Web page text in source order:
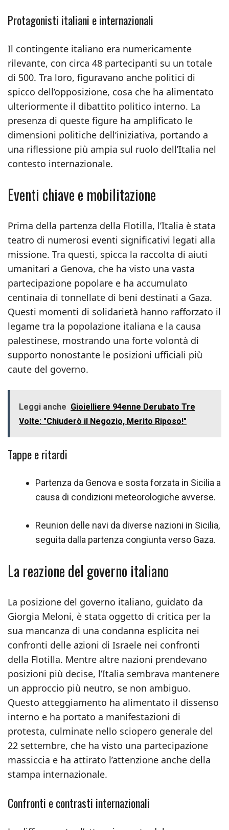
Protagonisti italiani e internazionali
Il contingente italiano era numericamente
rilevante, con circa 48 partecipanti su un totale
di 500. Tra loro, figuravano anche politici di
spicco dell’opposizione, cosa che ha alimentato
ulteriormente il dibattito politico interno. La
presenza di queste figure ha amplificato le
dimensioni politiche dell’iniziativa, portando a
una riflessione più ampia sul ruolo dell’Italia nel
contesto internazionale.
Eventi chiave e mobilitazione
Prima della partenza della Flotilla, l’Italia è stata
teatro di numerosi eventi significativi legati alla
missione. Tra questi, spicca la raccolta di aiuti
umanitari a Genova, che ha visto una vasta
partecipazione popolare e ha accumulato
centinaia di tonnellate di beni destinati a Gaza.
Questi momenti di solidarietà hanno rafforzato il
legame tra la popolazione italiana e la causa
palestinese, mostrando una forte volontà di
supporto nonostante le posizioni ufficiali più
caute del governo.
Leggi anche Gioielliere 94enne Derubato Tre
Volte: "Chiuderò il Negozio, Merito Riposo!"
Tappe e ritardi
Partenza da Genova e sosta forzata in Sicilia a
causa di condizioni meteorologiche avverse.
Reunion delle navi da diverse nazioni in Sicilia,
seguita dalla partenza congiunta verso Gaza.
La reazione del governo italiano
La posizione del governo italiano, guidato da
Giorgia Meloni, è stata oggetto di critica per la
sua mancanza di una condanna esplicita nei
confronti delle azioni di Israele nei confronti
della Flotilla. Mentre altre nazioni prendevano
posizioni più decise, l’Italia sembrava mantenere
un approccio più neutro, se non ambiguo.
Questo atteggiamento ha alimentato il dissenso
interno e ha portato a manifestazioni di
protesta, culminate nello sciopero generale del
22 settembre, che ha visto una partecipazione
massiccia e ha attirato l’attenzione anche della
stampa internazionale.
Confronti e contrasti internazionali